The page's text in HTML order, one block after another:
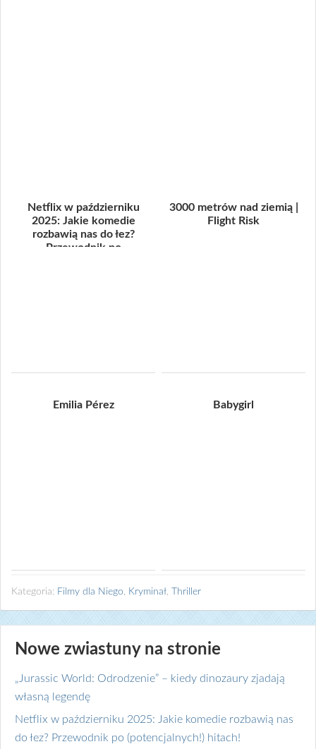
Netflix w październiku
2025: Jakie komedie
rozbawią nas do łez?
Przewodnik po
3000 metrów nad ziemią |
Flight Risk
Emilia Pérez Babygirl
Kategoria: Filmy dla Niego, Kryminał, Thriller
Nowe zwiastuny na stronie
„Jurassic World: Odrodzenie” – kiedy dinozaury zjadają
własną legendę
Netflix w październiku 2025: Jakie komedie rozbawią nas
do łez? Przewodnik po (potencjalnych!) hitach!